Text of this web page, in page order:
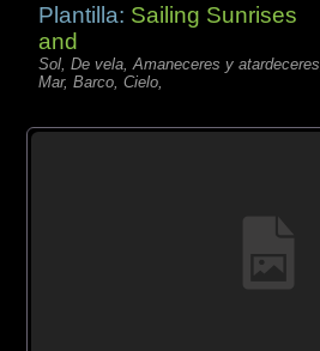
Plantilla: Sailing Sunrises
and
Sol, De vela, Amaneceres y atardeceres,
Mar, Barco, Cielo,